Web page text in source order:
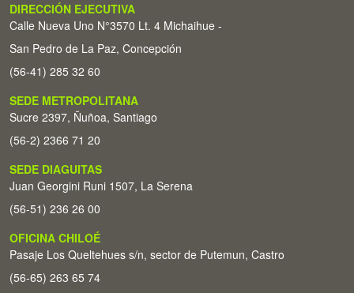
DIRECCIÓN EJECUTIVA
Calle Nueva Uno N°3570 Lt. 4 Michaihue -
San Pedro de La Paz, Concepción
(56-41) 285 32 60
SEDE METROPOLITANA
Sucre 2397, Ñuñoa, Santiago
(56-2) 2366 71 20
SEDE DIAGUITAS
Juan Georgini Runi 1507, La Serena
(56-51) 236 26 00
OFICINA CHILOÉ
Pasaje Los Queltehues s/n, sector de Putemun, Castro
(56-65) 263 65 74